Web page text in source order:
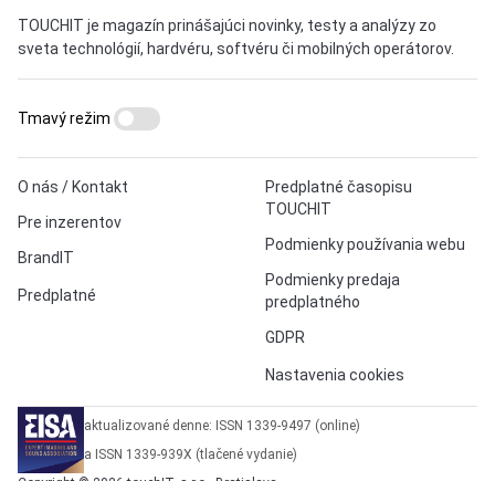
TOUCHIT je magazín prinášajúci novinky, testy a analýzy zo
sveta technológií, hardvéru, softvéru či mobilných operátorov.
O nás / Kontakt
Pre inzerentov
BrandIT
Predplatné
Predplatné časopisu
TOUCHIT
Podmienky používania webu
Podmienky predaja
predplatného
GDPR
Nastavenia cookies
Tmavý režim
aktualizované denne: ISSN 1339-9497 (online)
a ISSN 1339-939X (tlačené vydanie)